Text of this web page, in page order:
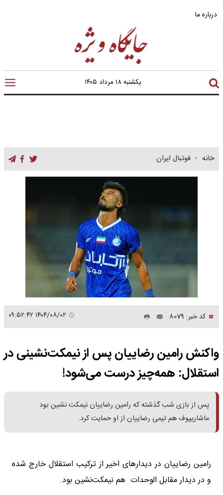
درباره ما
یکشنبه ۱۸ مرداد ۱۴۰۵
خانه فوتبال ایران
کد خبر: 8079
واکنش رامین رضاییان پس از نیمکت‌نشینی در
استقلال: همه‌چیز درست می‌شود!
پس از بازی شب گذشته که رامین رضاییان نیمکت نشین بود
ماشاریپوف هم تیمی رضاییان از او حمایت کرد.
رامین رضاییان در دیدارهای اخیر از ترکیب استقلال خارج شده
و در دیدار مقابل الوحدات هم نیمکت‌نشین بود.